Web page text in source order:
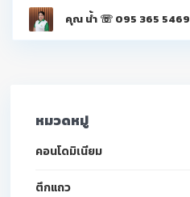
คุณ น้ำ ☏ 095 365 5469
หมวดหมู่
คอนโดมิเนียม
ตึกแถว